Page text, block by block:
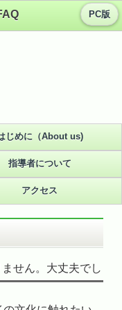
PC版
じめに（About us)
指導者について
アクセス
ん。大丈夫でし